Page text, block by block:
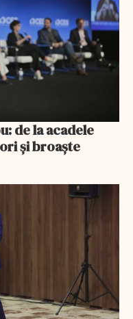
de la acadele
și broaște